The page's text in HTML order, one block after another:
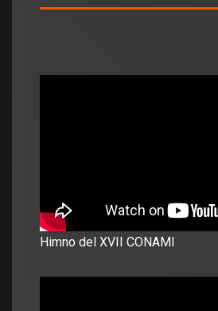
Himno del XVII CONAMI